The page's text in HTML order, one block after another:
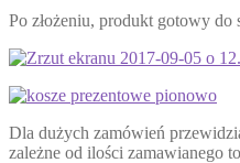
Po złożeniu, produkt gotowy do
Dla dużych zamówień
zależne od ilości zamawianego